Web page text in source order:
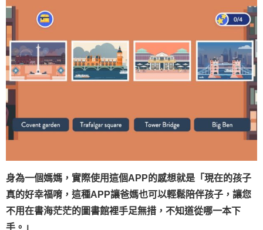
身為一個媽媽，實際使用這個APP的感想就是「現在的孩子
真的好幸福唷，這種APP讓爸媽也可以輕鬆陪伴孩子，讓您
不用在書海茫茫的圖書館裡手足無措，不知道從哪一本下
手。」